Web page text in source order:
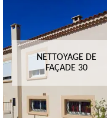
NETTOYAGE DE
FAÇADE 30